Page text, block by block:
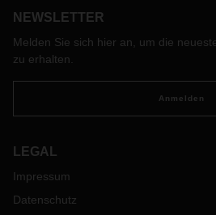
in der Großstadt Curitiba nun fast
NEWSLETTER
Melden Sie sich hier an, um die
zu erhalten.
Anmelden
LEGAL
Impressum
Datenschutz